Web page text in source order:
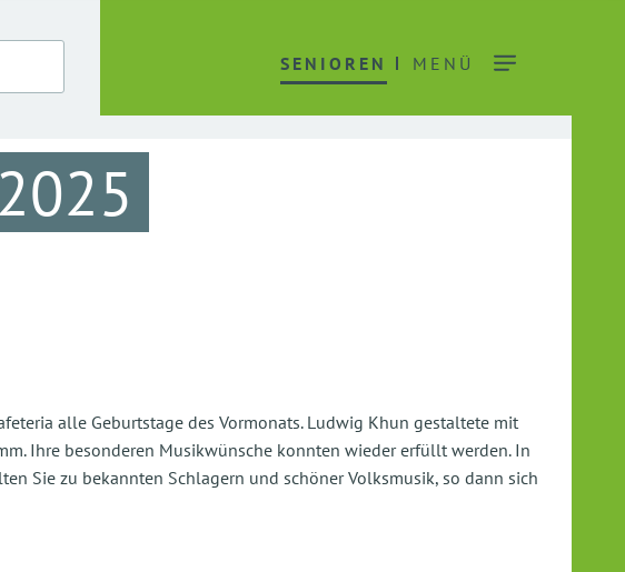
SENIOREN MENÜ
alle Geburtstage des Vormonats. Ludwig Khun gestaltete mit
Ihre besonderen Musikwünsche konnten wieder erfüllt werden. In
Sie zu bekannten Schlagern und schöner Volksmusik, so dann sich